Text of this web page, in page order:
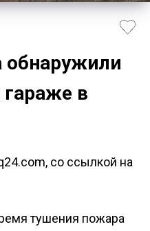
обнаружили
в
со ссылкой на
тушения пожара